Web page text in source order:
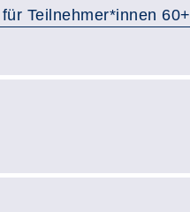
Teilnehmer*innen 60+